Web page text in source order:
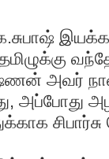
அவர்
அப்போது